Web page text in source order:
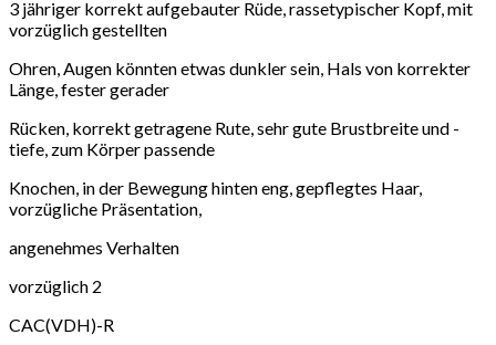
3 jähriger korrekt aufgebauter Rüde, rassetypischer Kopf, mit
vorzüglich gestellten
Ohren, Augen könnten etwas dunkler sein, Hals von korrekter
Länge, fester gerader
Rücken, korrekt getragene Rute, sehr gute Brustbreite und -
tiefe, zum Körper passende
Knochen, in der Bewegung hinten eng, gepflegtes Haar,
vorzügliche Präsentation,
angenehmes Verhalten
vorzüglich 2
CAC(VDH)-R